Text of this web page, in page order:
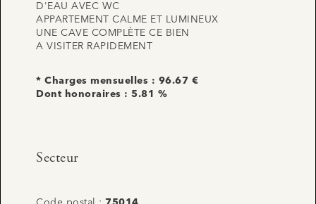
D'EAU AVEC WC
APPARTEMENT CALME ET LUMINEUX
UNE CAVE COMPLÈTE CE BIEN
A VISITER RAPIDEMENT
* Charges mensuelles : 96.67 €
Dont honoraires : 5.81 %
Secteur